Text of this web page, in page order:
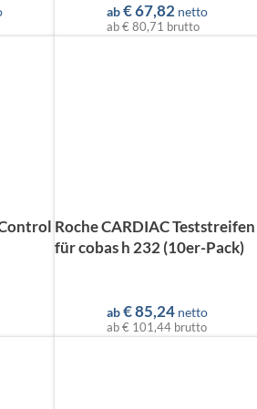
ab €67,82 netto
ab€ 80,71 brutto
Roche CARDIAC Teststreifen
für cobas h 232 (10er-Pack)
ab €85,24 netto
ab€ 101,44 brutto